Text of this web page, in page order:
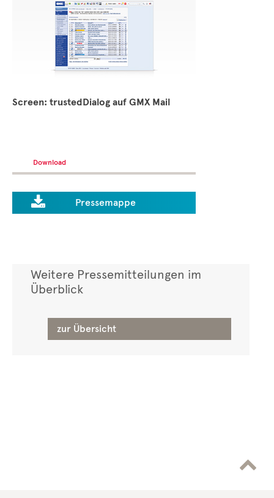
Screen: trustedDialog auf GMX Mail
Download
 Pressemappe
Weitere Pressemitteilungen im
Überblick
zur Übersicht
